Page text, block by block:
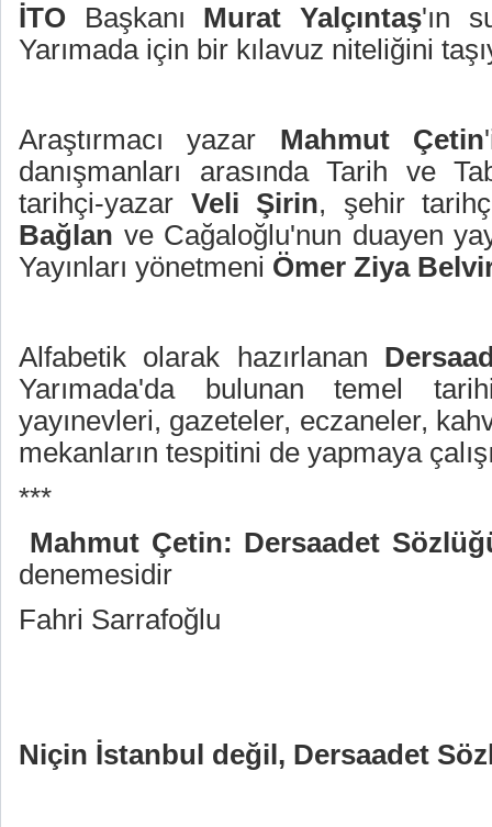
İTO Başkanı Murat Yalçıntaş'ın
Yarımada için bir kılavuz niteliğini
Araştırmacı yazar Mahmut Çetin
danışmanları arasında Tarih ve
tarihçi-yazar Veli Şirin, şehir
Bağlan ve Cağaloğlu'nun duayen
Yayınları yönetmeni Ömer Ziya
Alfabetik olarak hazırlanan
Yarımada'da bulunan temel
yayınevleri, gazeteler, eczaneler,
mekanların tespitini de yapmaya
***
Mahmut Çetin: Dersaadet
denemesidir
Fahri Sarrafoğlu
Niçin İstanbul değil, Dersaadet